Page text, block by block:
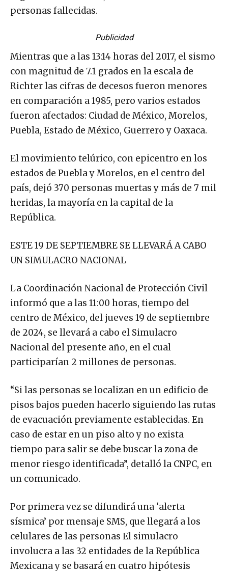
personas fallecidas.
Publicidad
Mientras que a las 13:14 horas del 2017, el sismo
con magnitud de 7.1 grados en la escala de
Richter las cifras de decesos fueron menores
en comparación a 1985, pero varios estados
fueron afectados: Ciudad de México, Morelos,
Puebla, Estado de México, Guerrero y Oaxaca.
El movimiento telúrico, con epicentro en los
estados de Puebla y Morelos, en el centro del
país, dejó 370 personas muertas y más de 7 mil
heridas, la mayoría en la capital de la
República.
ESTE 19 DE SEPTIEMBRE SE LLEVARÁ A CABO
UN SIMULACRO NACIONAL
La Coordinación Nacional de Protección Civil
informó que a las 11:00 horas, tiempo del
centro de México, del jueves 19 de septiembre
de 2024, se llevará a cabo el Simulacro
Nacional del presente año, en el cual
participarían 2 millones de personas.
“Si las personas se localizan en un edificio de
pisos bajos pueden hacerlo siguiendo las rutas
de evacuación previamente establecidas. En
caso de estar en un piso alto y no exista
tiempo para salir se debe buscar la zona de
menor riesgo identificada”, detalló la CNPC, en
un comunicado.
Por primera vez se difundirá una ‘alerta
sísmica’ por mensaje SMS, que llegará a los
celulares de las personas El simulacro
involucra a las 32 entidades de la República
Mexicana y se basará en cuatro hipótesis